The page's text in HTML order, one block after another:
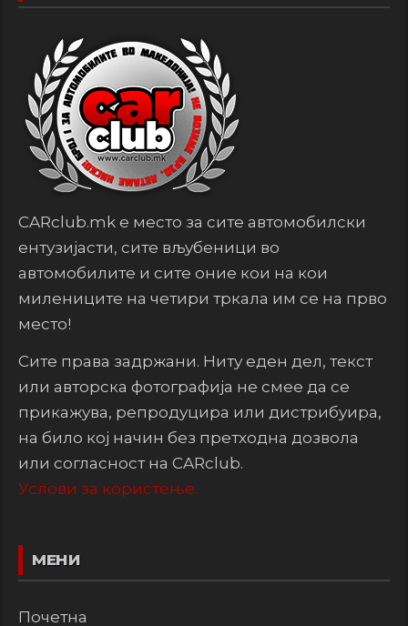
CARclub.mk е место за сите автомобилски
ентузијасти, сите вљубеници во
автомобилите и сите оние кои на кои
милениците на четири тркала им се на прво
место!
Сите права задржани. Ниту еден дел, текст
или авторска фотографија не смее да се
прикажува, репродуцира или дистрибуира,
на било кој начин без претходна дозвола
или согласност на CARclub.
Услови за користење.
МЕНИ
Почетна